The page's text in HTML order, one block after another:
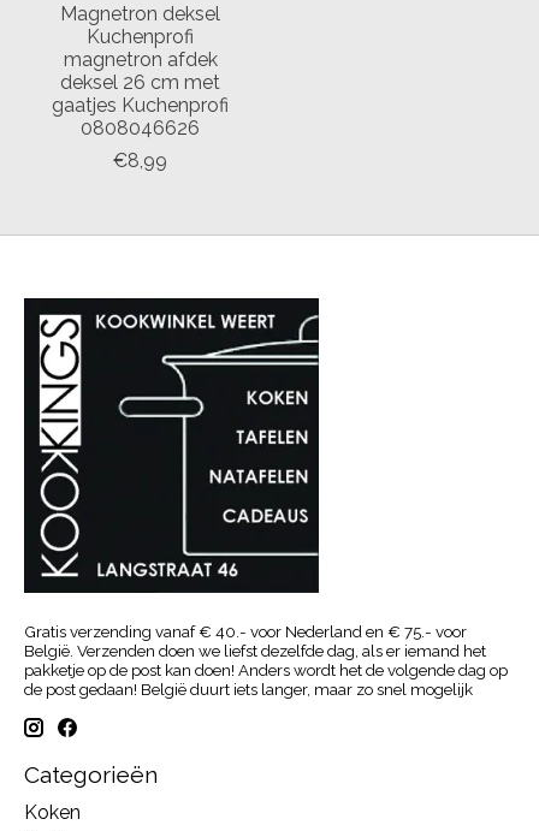
Magnetron deksel
Kuchenprofi
magnetron afdek
deksel 26 cm met
gaatjes Kuchenprofi
0808046626
€8,99
Gratis verzending vanaf € 40.- voor Nederland en € 75.- voor
België. Verzenden doen we liefst dezelfde dag, als er iemand het
pakketje op de post kan doen! Anders wordt het de volgende dag op
de post gedaan! België duurt iets langer, maar zo snel mogelijk
Categorieën
Koken